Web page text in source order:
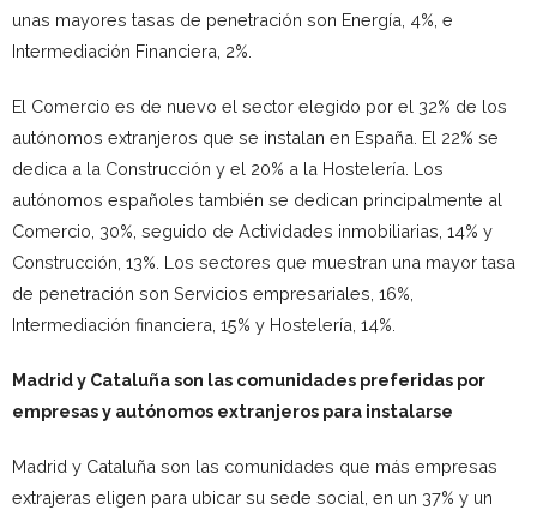
unas mayores tasas de penetración son Energía, 4%, e
Intermediación Financiera, 2%.
El Comercio es de nuevo el sector elegido por el 32% de los
autónomos extranjeros que se instalan en España. El 22% se
dedica a la Construcción y el 20% a la Hostelería. Los
autónomos españoles también se dedican principalmente al
Comercio, 30%, seguido de Actividades inmobiliarias, 14% y
Construcción, 13%. Los sectores que muestran una mayor tasa
de penetración son Servicios empresariales, 16%,
Intermediación financiera, 15% y Hostelería, 14%.
Madrid y Cataluña son las comunidades preferidas por
empresas y autónomos extranjeros para instalarse
Madrid y Cataluña son las comunidades que más empresas
extrajeras eligen para ubicar su sede social, en un 37% y un